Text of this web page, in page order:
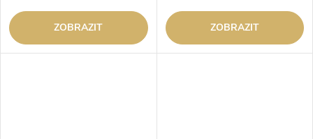
ZOBRAZIT ZOBRAZIT